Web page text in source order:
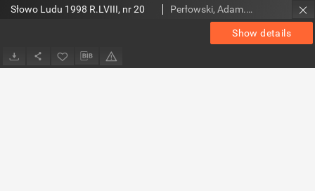
Show details
Słowo Ludu 1998 R.LVIII, nr 20 Perłowski, Adam. Red.